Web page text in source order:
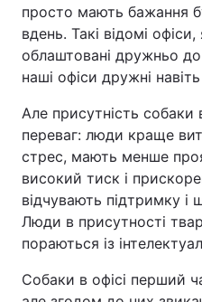
просто мають бажання
вдень. Такі відомі
облаштовані дружньо до
наші офіси дружні
Але присутність собаки
переваг: люди краще
стрес, мають менше
високий тиск і
відчувають підтримку
Люди в присутності
пораються із
Собаки в офісі перший